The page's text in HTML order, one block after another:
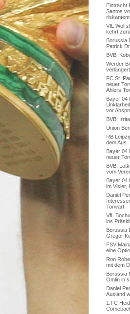
Eintracht
Santos
VfL
kehrt
Borussia
Patrick
BVB:
Werder
FC St.
neuer
Ahlers
Bayer 04
vor
BVB:
Union
RB
dem Aus
Bayer 04
neuer
BVB:
vom
Bayer 04
im Visier,
Daniel
Torwart
VfL
ins
Borussia
Gregor
FSV
eine
Ron
mit dem
Borussia
Omlin in
Daniel
Ausland
1.FC